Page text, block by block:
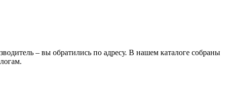
– вы обратились по адресу. В нашем каталоге собраны